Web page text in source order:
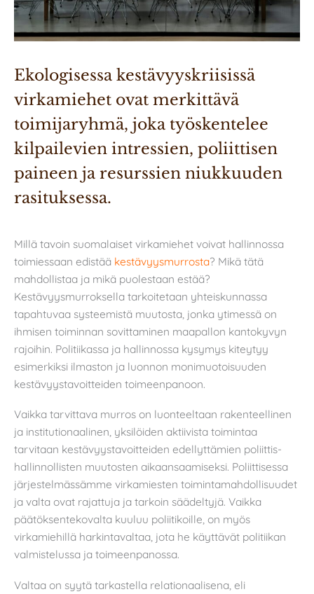
Ekologisessa kestävyyskriisissä
virkamiehet ovat merkittävä
toimijaryhmä, joka työskentelee
kilpailevien intressien, poliittisen
paineen ja resurssien niukkuuden
rasituksessa.
Millä tavoin suomalaiset virkamiehet voivat hallinnossa
toimiessaan edistää kestävyysmurrosta? Mikä tätä
mahdollistaa ja mikä puolestaan estää?
Kestävyysmurroksella tarkoitetaan yhteiskunnassa
tapahtuvaa systeemistä muutosta, jonka ytimessä on
ihmisen toiminnan sovittaminen maapallon kantokyvyn
rajoihin. Politiikassa ja hallinnossa kysymys kiteytyy
esimerkiksi ilmaston ja luonnon monimuotoisuuden
kestävyystavoitteiden toimeenpanoon.
Vaikka tarvittava murros on luonteeltaan rakenteellinen
ja institutionaalinen, yksilöiden aktiivista toimintaa
tarvitaan kestävyystavoitteiden edellyttämien poliittis-
hallinnollisten muutosten aikaansaamiseksi. Poliittisessa
järjestelmässämme virkamiesten toimintamahdollisuudet
ja valta ovat rajattuja ja tarkoin säädeltyjä. Vaikka
päätöksentekovalta kuuluu poliitikoille, on myös
virkamiehillä harkintavaltaa, jota he käyttävät politiikan
valmistelussa ja toimeenpanossa.
Valtaa on syytä tarkastella relationaalisena, eli